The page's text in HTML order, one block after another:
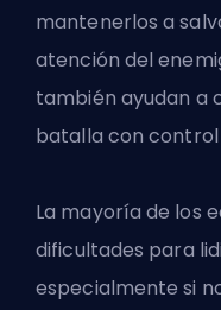
mantenerlos a
atención del
también ayudan a
batalla con control
La mayoría de los
dificultades para
especialmente si